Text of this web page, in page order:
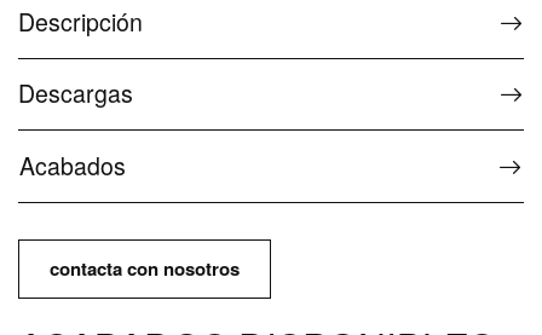
Asistencia para los productos Wellness
Prensa
Área descarga
Manual de uso y mantenimiento
Descripción
Descargas
Acabados
contacta con nosotros